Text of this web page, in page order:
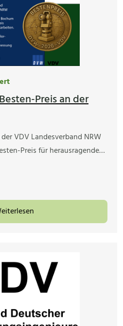
Preis an der
VDV Landesverband NRW
Preis für herausragende…